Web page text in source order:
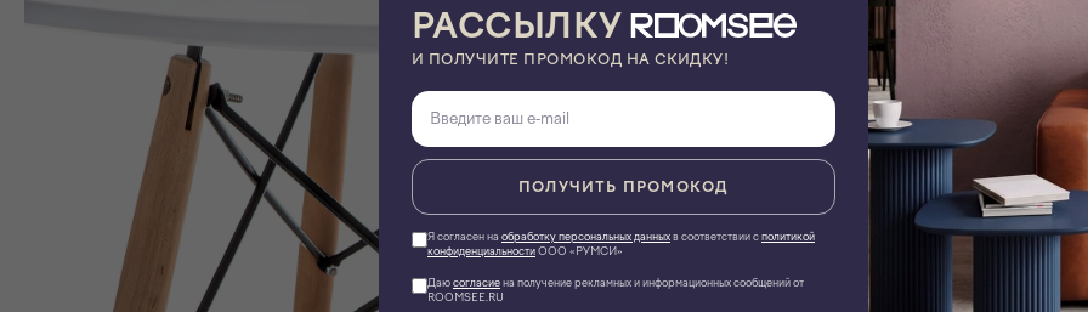
РАССЫЛКУ
И ПОЛУЧИТЕ ПРОМОКОД НА СКИДКУ!
ПОЛУЧИТЬ ПРОМОКОД
Я согласен на обработку персональных данныхв соответствии сполитикой
конфиденциальностиООО «РУМСИ»
Даюсогласиена получение рекламных и информационных сообщений от
ROOMSEE.RU